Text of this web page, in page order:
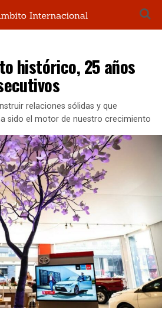
histórico, 25 años
relaciones sólidas y que
sido el motor de nuestro crecimiento